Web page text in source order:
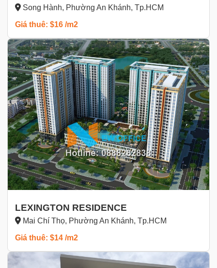
Song Hành, Phường An Khánh, Tp.HCM
Giá thuê: $16 /m2
LEXINGTON RESIDENCE
Mai Chí Thọ, Phường An Khánh, Tp.HCM
Giá thuê: $14 /m2